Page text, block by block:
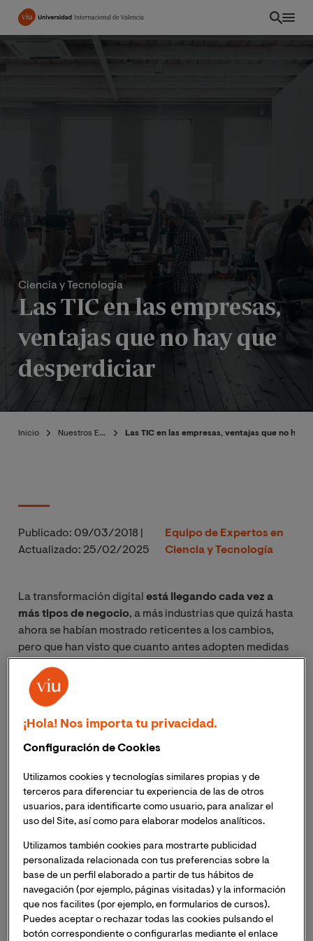
Pasar
principal
ES
Ciencia y Tecnología
Las TIC en las empresas,
ventajas que no hay que
desperdiciar
Inicio Nuestros Expertos Las TIC en las empresas, ventajas que no hay
Publicado: 09/03/2018
Actualizado: 25/02/2025
Equipo de Expertos en
Ciencia y Tecnología
La transformación digital está llegando cada vez a
más tipos de negocio, a más industrias que quizá hasta
ahora se habían mostrado reticentes a los cambios,
pero que han visto que cuanto antes adopten medidas
renovadoras antes podrán comenzar a obtener
beneficios de ellas. Con las
la bienvenida a un paradigma distinto que requiere
negocios la oportunidad de disfrutar de una serie de
mejoras que a nadie le gustaría dejar escapar.
¿Qué aporta las TIC a los
negocios?
La necesidad de trabajar con las TICes ya una
realidad para la mayor parte de negocios, que han visto
que con su adopción están recibiendo un buen número
de mejoras. Las pymes, lasgrandes empresase incluso
¡Hola! Nos importa tu privacidad.
Configuración de Cookies
Utilizamos cookies y tecnologías similares propias y de
terceros para diferenciar tu experiencia de las de otros
usuarios, para identificarte como usuario, para analizar el
uso del Site, así como para elaborar modelos analíticos.
Utilizamos también cookies para mostrarte publicidad
personalizada relacionada con tus preferencias sobre la
base de un perfil elaborado a partir de tus hábitos de
navegación (por ejemplo, páginas visitadas) y la información
que nos facilites (por ejemplo, en formularios de cursos).
Puedes aceptar o rechazar todas las cookies pulsando el
botón correspondiente o configurarlas mediante el enlace